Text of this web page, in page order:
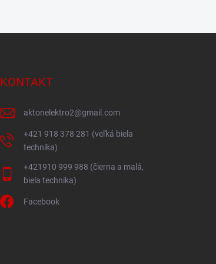
KONTAKT
aktonelektro2@gmail.com
+421 918 378 281 (veľká biela
technika)
+421910 999 988 (čierna a malá,
biela technika)
Facebook